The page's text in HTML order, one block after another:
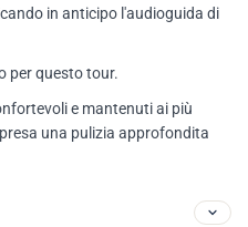
in anticipo l'audioguida di
per questo tour.
e mantenuti ai più
una pulizia approfondita